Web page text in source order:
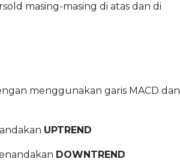
masing-masing di atas dan di
menggunakan garis MACD dan
UPTREND
DOWNTREND